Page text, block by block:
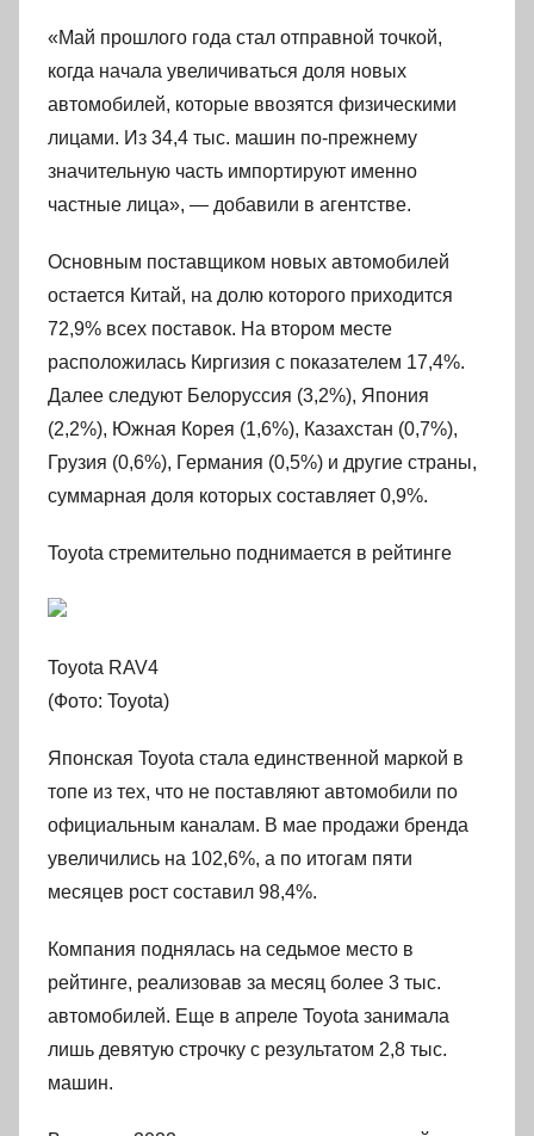
«Май прошлого года стал отправной точкой,
когда начала увеличиваться доля новых
автомобилей, которые ввозятся физическими
лицами. Из 34,4 тыс. машин по-прежнему
значительную часть импортируют именно
частные лица», — добавили в агентстве.
Основным поставщиком новых автомобилей
остается Китай, на долю которого приходится
72,9% всех поставок. На втором месте
расположилась Киргизия с показателем 17,4%.
Далее следуют Белоруссия (3,2%), Япония
(2,2%), Южная Корея (1,6%), Казахстан (0,7%),
Грузия (0,6%), Германия (0,5%) и другие страны,
суммарная доля которых составляет 0,9%.
Toyota стремительно поднимается в рейтинге
Toyota RAV4
(Фото: Toyota)
Японская Toyota стала единственной маркой в
топе из тех, что не поставляют автомобили по
официальным каналам. В мае продажи бренда
увеличились на 102,6%, а по итогам пяти
месяцев рост составил 98,4%.
Компания поднялась на седьмое место в
рейтинге, реализовав за месяц более 3 тыс.
автомобилей. Еще в апреле Toyota занимала
лишь девятую строчку с результатом 2,8 тыс.
машин.